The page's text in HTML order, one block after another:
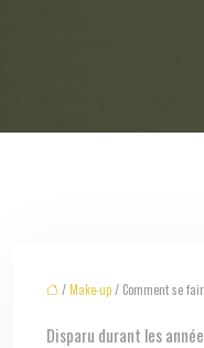
/Make-up/ Comment se
Disparu durant les